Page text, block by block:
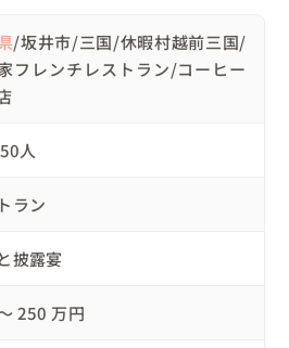
ーを開催できるおしゃれな場所
所を一緒に探し決定しました✨
リーミート
/坂井市/三国/休暇村越前三国/
フレンチレストラン/コーヒー
人
ラン
披露宴
250 万円